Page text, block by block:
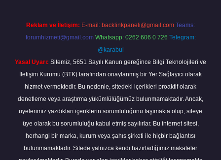
Reklam ve İletişim: E-mail: backlinkpaneli@gmail.com Teams:
forumhizmeti@gmail.com Whatsapp: 0262 606 0 726 Telegram:
@karabul
Yasal Uyarı: Sitemiz, 5651 Sayılı Kanun gereğince Bilgi Teknolojileri ve
İletişim Kurumu (BTK) tarafından onaylanmış bir Yer Sağlayıcı olarak
hizmet vermektedir. Bu nedenle, sitedeki içerikleri proaktif olarak
denetleme veya araştırma yükümlülüğümüz bulunmamaktadır. Ancak,
üyelerimiz yazdıkları içeriklerin sorumluluğunu taşımakta olup, siteye
üye olarak bu sorumluluğu kabul etmiş sayılırlar. Bu internet sitesi,
herhangi bir marka, kurum veya şahıs şirketi ile hiçbir bağlantısı
bulunmamaktadır. Sitede yalnızca kendi hazırladığımız makaleler